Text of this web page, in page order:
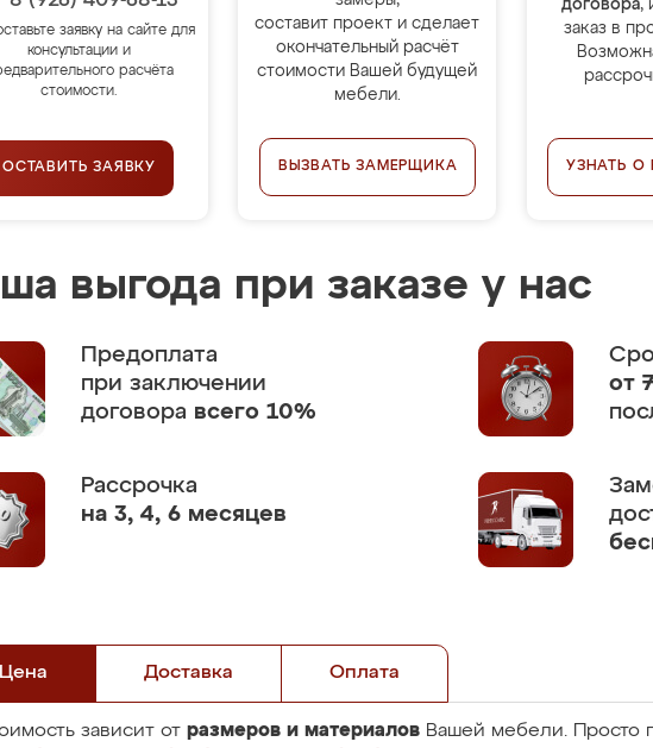
заявку на сайте для
консультации и
расчёта
стоимости.
ОСТАВИТЬ ЗАЯВКУ
составит проект и сделает
окончательный расчёт
стоимости Вашей будущей
мебели.
ВЫЗВАТЬ ЗАМЕРЩИКА
договора,
заказ в
УЗНАТЬ О
выгода при заказе у нас
Предоплата
при заключении
договора всего 10%
от
Рассрочка
на 3, 4, 6 месяцев
Цена Доставка Оплата
зависит от размеров и материалов Вашей мебели. Просто